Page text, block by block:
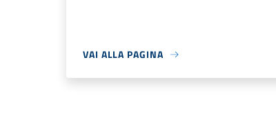
VAI ALLA PAGINA